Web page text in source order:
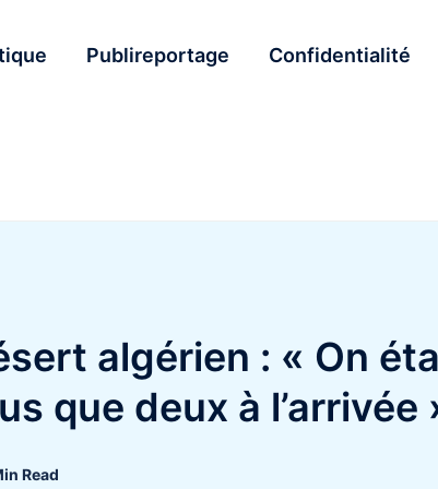
Publireportage Confidentialité
algérien : « On
que deux à l’arrivée
Read